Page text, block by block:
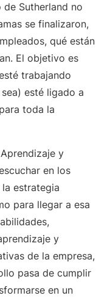
de Sutherland no
se finalizaron,
qué están
El objetivo es
trabajando
esté ligado a
toda la
y
en los
estrategia
para llegar a esa
y
de la empresa,
pasa de cumplir
en un